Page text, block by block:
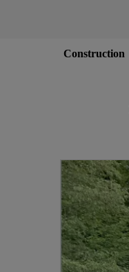
Construction